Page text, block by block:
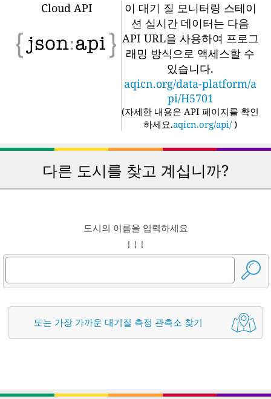
Cloud API
이 대기 질 모니터링 스테이
션 실시간 데이터는 다음
API URL을 사용하여 프로그
래밍 방식으로 액세스할 수
있습니다.
aqicn.org/data-platform/a
pi/H5701
(자세한 내용은 API 페이지를 확인
하세요.aqicn.org/api/ )
다른 도시를 찾고 계십니까?
도시의 이름을 입력하세요
↓ ↓ ↓
또는 가장 가까운 대기질 측정 관측소 찾기